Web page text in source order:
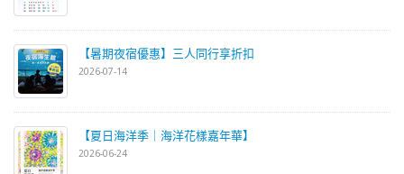
【暑期夜宿優惠】三人同行享折扣
2026-07-14
【夏日海洋季｜海洋花樣嘉年華】
2026-06-24